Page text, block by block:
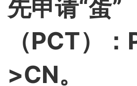
先申请“蛋”
（PCT）
>CN。